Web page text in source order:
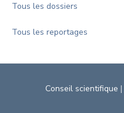
Tous les dossiers
Tous les reportages
Conseil scientifique |